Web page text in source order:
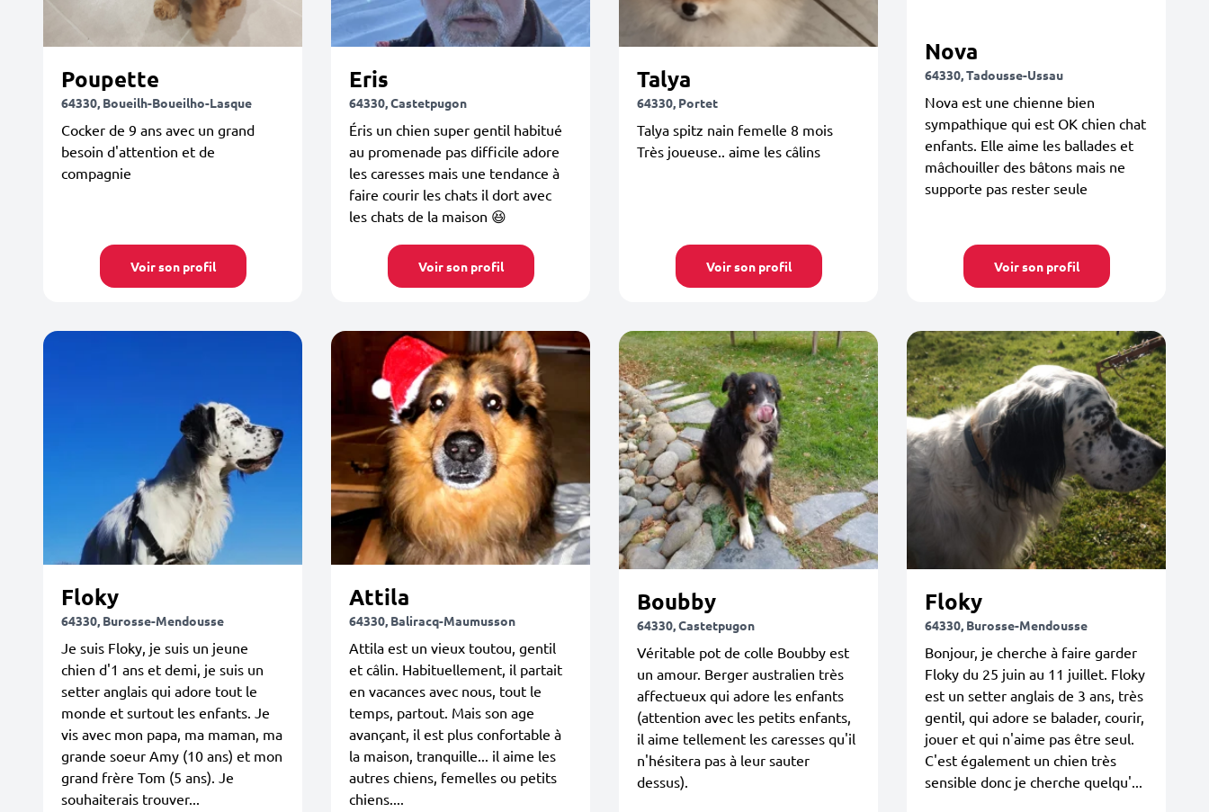
Poupette
64330, Boueilh-Boueilho-Lasque
Cocker de 9 ans avec un grand
besoin d'attention et de
compagnie
Voir son profil
Eris
64330, Castetpugon
Éris un chien super gentil habitué
au promenade pas difficile adore
les caresses mais une tendance à
faire courir les chats il dort avec
les chats de la maison 😆
Voir son profil
Talya
64330, Portet
Talya spitz nain femelle 8 mois
Très joueuse.. aime les câlins
Voir son profil
Nova
64330, Tadousse-Ussau
Nova est une chienne bien
sympathique qui est OK chien chat
enfants. Elle aime les ballades et
mâchouiller des bâtons mais ne
supporte pas rester seule
Voir son profil
Floky
64330, Burosse-Mendousse
Je suis Floky, je suis un jeune
chien d'1 ans et demi, je suis un
setter anglais qui adore tout le
monde et surtout les enfants. Je
vis avec mon papa, ma maman, ma
grande soeur Amy (10 ans) et mon
grand frère Tom (5 ans). Je
souhaiterais trouver...
Attila
64330, Baliracq-Maumusson
Attila est un vieux toutou, gentil
et câlin. Habituellement, il partait
en vacances avec nous, tout le
temps, partout. Mais son age
avançant, il est plus confortable à
la maison, tranquille... il aime les
autres chiens, femelles ou petits
chiens....
Boubby
64330, Castetpugon
Véritable pot de colle Boubby est
un amour. Berger australien très
affectueux qui adore les enfants
(attention avec les petits enfants,
il aime tellement les caresses qu'il
n'hésitera pas à leur sauter
dessus).
Floky
64330, Burosse-Mendousse
Bonjour, je cherche à faire garder
Floky du 25 juin au 11 juillet. Floky
est un setter anglais de 3 ans, très
gentil, qui adore se balader, courir,
jouer et qui n'aime pas être seul.
C'est également un chien très
sensible donc je cherche quelqu'...